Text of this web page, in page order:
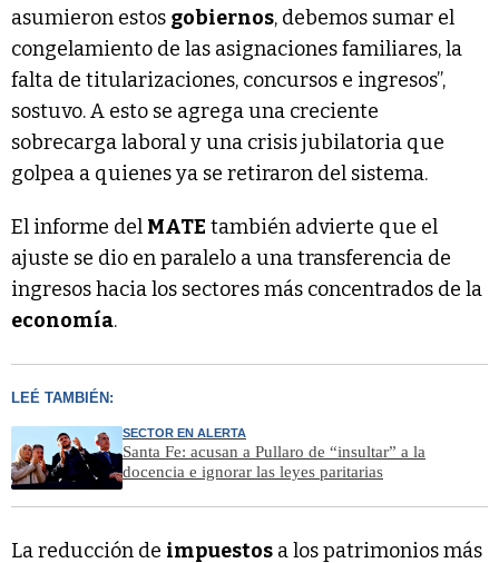
asumieron estos gobiernos, debemos sumar el
congelamiento de las asignaciones familiares, la
falta de titularizaciones, concursos e ingresos”,
sostuvo. A esto se agrega una creciente
sobrecarga laboral y una crisis jubilatoria que
golpea a quienes ya se retiraron del sistema.
El informe del MATE también advierte que el
ajuste se dio en paralelo a una transferencia de
ingresos hacia los sectores más concentrados de la
economía.
LEÉ TAMBIÉN:
SECTOR EN ALERTA
Santa Fe: acusan a Pullaro de “insultar” a la
docencia e ignorar las leyes paritarias
La reducción de impuestos a los patrimonios más